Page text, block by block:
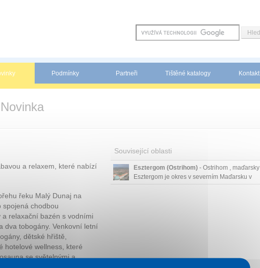
Podmínky Partneři Tištěné katalogy Kontakt
a relaxem, které nabízí
řeku Malý Dunaj na
chodbou
relaxační bazén s vodními
dva tobogány. Venkovní letní
dětské hřiště,
hotelové wellness, které
se světelnými a
Související oblasti
Esztergom (Ostrihom) - Ostrihom , maďarsky
Esztergom je okres v severním Maďarsku v
župě Komárom-Esztergom. Jeho správním